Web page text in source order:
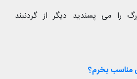
را می پسندید دیگر از گردنبند
مناسب بخرم؟